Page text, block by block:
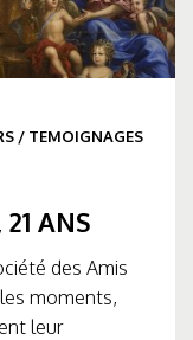
/ TEMOIGNAGES
ANS
des Amis
moments,
leur